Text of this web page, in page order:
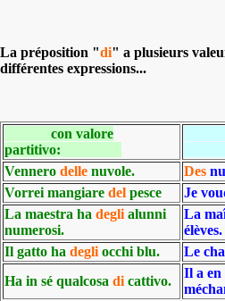
La préposition "di" a plusieurs
différentes expressions...
con valore
partitivo:
Vennero delle nuvole. Des
Vorrei mangiare del pesce Je
La maestra ha degli alunni
numerosi.
La
élèves.
Il gatto ha degli occhi blu. Le
Ha in sé qualcosa di cattivo.
Il a en